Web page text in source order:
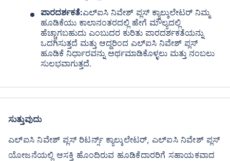
ಪಾರದರ್ಶಕತೆ:ಎಲ್ಐಸಿ ನಿವೇಶ್ ಪ್ಲಸ್ ಕ್ಯಾಲ್ಕುಲೇಟರ್ ನಿಮ್ಮ
ಹೂಡಿಕೆಯು ಕಾಲಾನಂತರದಲ್ಲಿ ಹೇಗೆ ಮೌಲ್ಯದಲ್ಲಿ
ಹೆಚ್ಚಾಗಬಹುದು ಎಂಬುದರ ಕುರಿತು ಪಾರದರ್ಶಕತೆಯನ್ನು
ಒದಗಿಸುತ್ತದೆ ಮತ್ತು ಆದ್ದರಿಂದ ಎಲ್ಐಸಿ ನಿವೇಶ್ ಪ್ಲಸ್
ಹೂಡಿಕೆ ನಿರ್ಧಾರವನ್ನು ಅರ್ಥಮಾಡಿಕೊಳ್ಳಲು ಮತ್ತು ನಂಬಲು
ಸುಲಭವಾಗುತ್ತದೆ.
ಸುತ್ತುವುದು
ಎಲ್ಐಸಿ ನಿವೇಶ್ ಪ್ಲಸ್ ರಿಟರ್ನ್ಸ್ ಕ್ಯಾಲ್ಕುಲೇಟರ್, ಎಲ್ಐಸಿ ನಿವೇಶ್ ಪ್ಲಸ್
ಯೋಜನೆಯಲ್ಲಿ ಆಸಕ್ತಿ ಹೊಂದಿರುವ ಹೂಡಿಕೆದಾರರಿಗೆ ಸಹಾಯಕವಾದ